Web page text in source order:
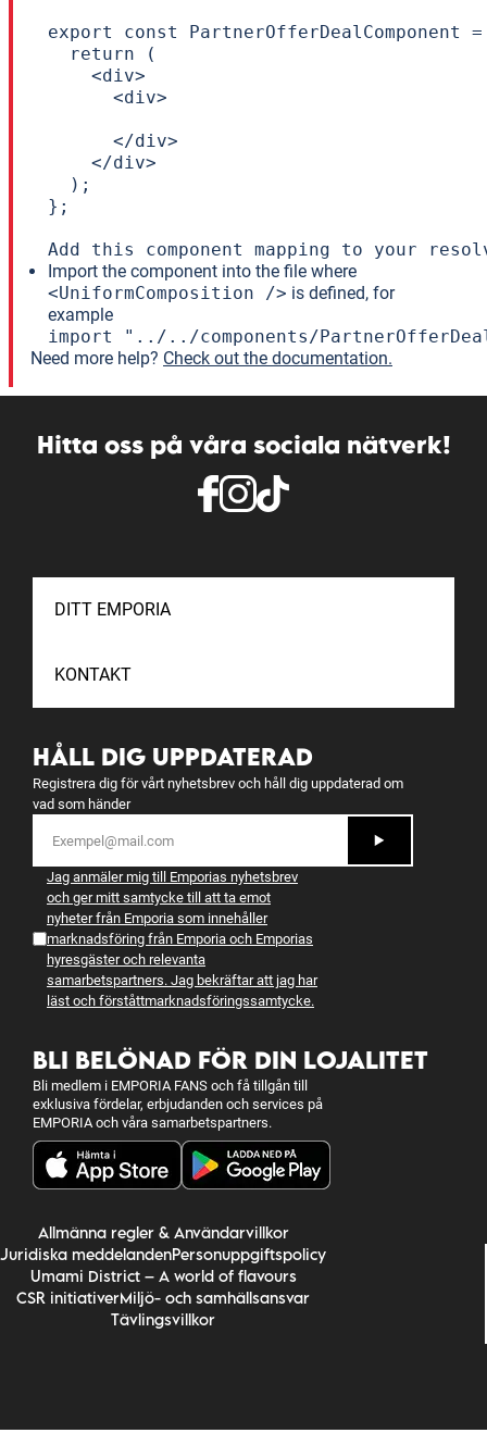
export const
  return (
    <div>
      <div>
      </div>
    </div>
  );
};
Add this component mapping to your
Import the component into the file where
<UniformComposition /> is defined, for
example
import "../../components/
Need more help? Check out the documentation.
Hitta oss på våra sociala nätverk!
DITT EMPORIA
KONTAKT
HÅLL DIG UPPDATERAD
Registrera dig för vårt nyhetsbrev och håll dig uppdaterad om
vad som händer
Jag anmäler mig till Emporias nyhetsbrev
och ger mitt samtycke till att ta emot
nyheter från Emporia som innehåller
marknadsföring från Emporia och Emporias
hyresgäster och relevanta
samarbetspartners. Jag bekräftar att jag har
läst och förståttmarknadsföringssamtycke.
BLI BELÖNAD FÖR DIN LOJALITET
Bli medlem i EMPORIA FANS och få tillgån till
exklusiva fördelar, erbjudanden och services på
EMPORIA och våra samarbetspartners.
Allmänna regler & Användarvillkor
Juridiska meddelandenPersonuppgiftspolicy
Umami District – A world of flavours
CSR initiativerMiljö- och samhällsansvar
Tävlingsvillkor